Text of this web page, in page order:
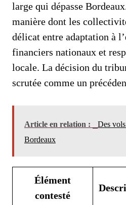
large qui dépasse
manière dont les
délicat entre adaptation à
financiers nationaux et
locale. La décision du
scrutée comme un
Article en relation :
Des
Bordeaux
Élément
contesté